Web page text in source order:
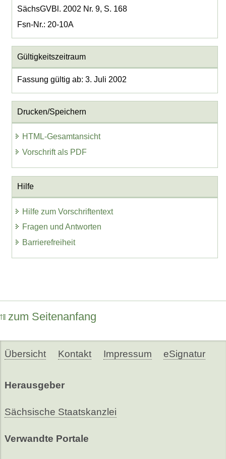
SächsGVBl. 2002 Nr. 9, S. 168
Fsn-Nr.: 20-10A
Gültigkeitszeitraum
Fassung gültig ab: 3. Juli 2002
Drucken/Speichern
HTML-Gesamtansicht
Vorschrift als PDF
Hilfe
Hilfe zum Vorschriftentext
Fragen und Antworten
Barrierefreiheit
zum Seitenanfang
Übersicht Kontakt Impressum eSignatur
Herausgeber
Sächsische Staatskanzlei
Verwandte Portale